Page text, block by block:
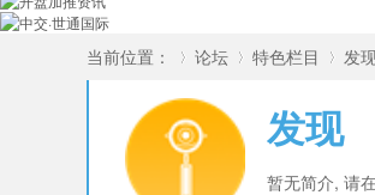
当前位置：
»
论坛 特色栏目 发
发现
暂无简介, 请